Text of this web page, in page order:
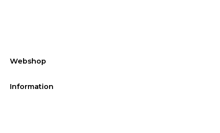
Webshop
Information